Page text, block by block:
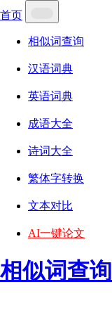
首页
相似词查询
汉语词典
英语词典
成语大全
诗词大全
繁体字转换
文本对比
AI一键论文
相似词查询